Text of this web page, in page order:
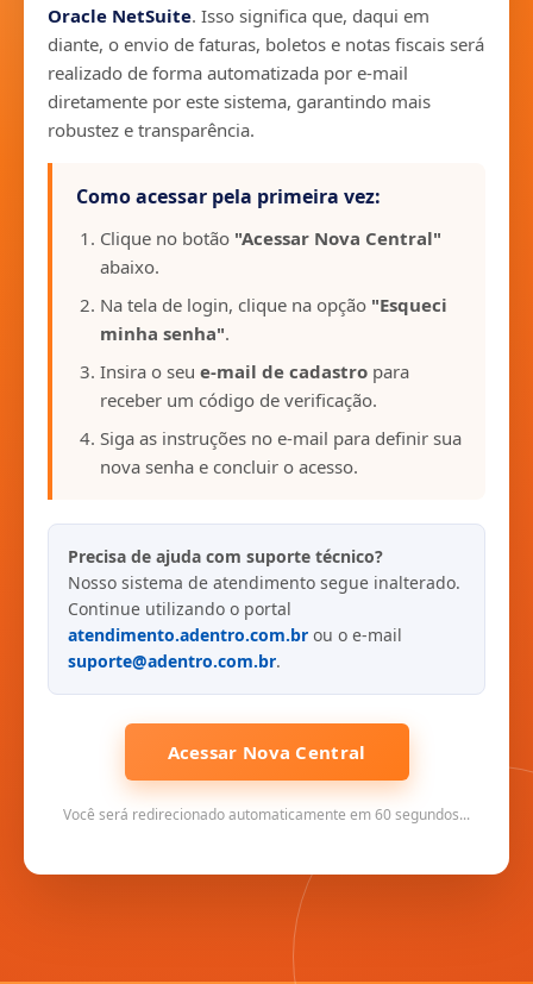
Oracle NetSuite. Isso significa que, daqui em
diante, o envio de faturas, boletos e notas fiscais será
realizado de forma automatizada por e-mail
diretamente por este sistema, garantindo mais
robustez e transparência.
Como acessar pela primeira vez:
Clique no botão "Acessar Nova Central"
abaixo.
Na tela de login, clique na opção "Esqueci
minha senha".
Insira o seu e-mail de cadastro para
receber um código de verificação.
Siga as instruções no e-mail para definir sua
nova senha e concluir o acesso.
Precisa de ajuda com suporte técnico?
Nosso sistema de atendimento segue inalterado.
Continue utilizando o portal
atendimento.adentro.com.br ou o e-mail
suporte@adentro.com.br.
Acessar Nova Central
Você será redirecionado automaticamente em 60 segundos...